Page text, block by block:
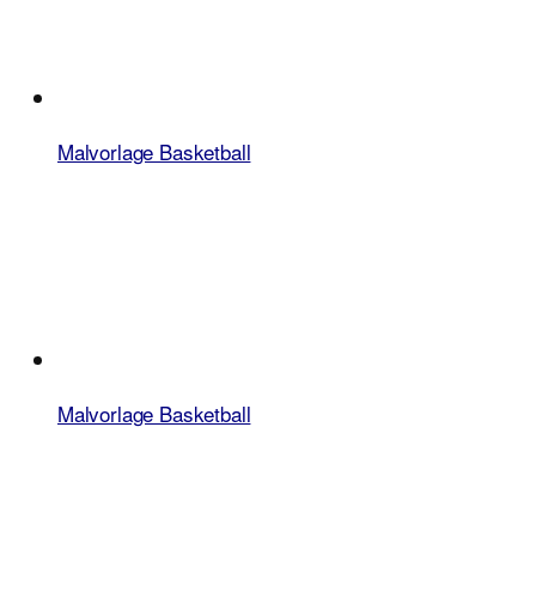
Malvorlage Basketball
Malvorlage Basketball